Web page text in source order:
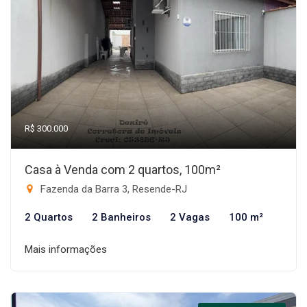
R$ 300.000
Casa à Venda com 2 quartos, 100m²
Fazenda da Barra 3, Resende-RJ
2 Quartos 2 Banheiros 2 Vagas 100 m²
Mais informações